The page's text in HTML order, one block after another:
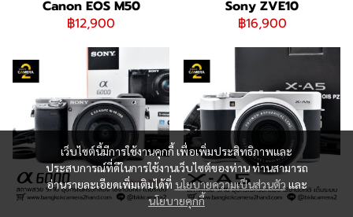
Canon EOS M50
฿12,900
Sony ZVE10
฿16,900
เว็บไซต์นี้มีการใช้งานคุกกี้ เพื่อเพิ่มประสิทธิภาพและ
ประสบการณ์ที่ดีในการใช้งานเว็บไซต์ของท่าน ท่านสามารถ
อ่านรายละเอียดเพิ่มเติมได้ที่ นโยบายความเป็นส่วนตัว และ
นโยบายคุกกี้